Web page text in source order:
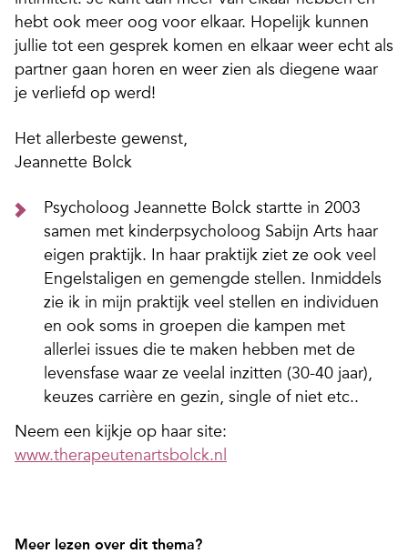
hebt ook meer oog voor elkaar. Hopelijk kunnen
jullie tot een gesprek komen en elkaar weer echt als
partner gaan horen en weer zien als diegene waar
je verliefd op werd!
Het allerbeste gewenst,
Jeannette Bolck
Psycholoog Jeannette Bolck startte in 2003
samen met kinderpsycholoog Sabijn Arts haar
eigen praktijk. In haar praktijk ziet ze ook veel
Engelstaligen en gemengde stellen. Inmiddels
zie ik in mijn praktijk veel stellen en individuen
en ook soms in groepen die kampen met
allerlei issues die te maken hebben met de
levensfase waar ze veelal inzitten (30-40 jaar),
keuzes carrière en gezin, single of niet etc..
Neem een kijkje op haar site:
www.therapeutenartsbolck.nl
Meer lezen over dit thema?